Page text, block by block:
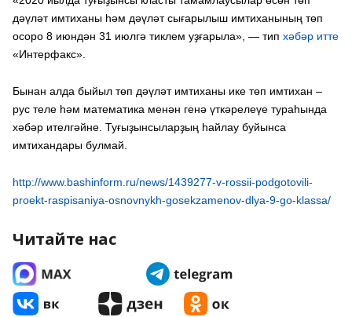
дәүләт имтиханы һәм дәүләт сығарылыш имтиханының төп
осоро 8 июндән 31 июлгә тиклем уҙғарыла», — тип хәбәр итте
«Интерфакс».
Бынан алда быйыл төп дәүләт имтиханы ике төп имтихан –
рус теле һәм математика менән генә үткәрелеүе тураһында
хәбәр ителгәйне. Туғыҙынсыларҙың һайлау буйынса
имтихандары булмай.
http://www.bashinform.ru/news/1439277-v-rossii-podgotovili-
proekt-raspisaniya-osnovnykh-gosekzamenov-dlya-9-go-klassa/
Читайте нас